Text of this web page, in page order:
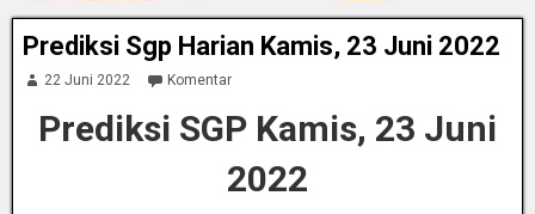
Prediksi Sgp Harian Kamis, 23 Juni 2022
22 Juni 2022 Komentar
Prediksi SGP Kamis, 23 Juni
2022